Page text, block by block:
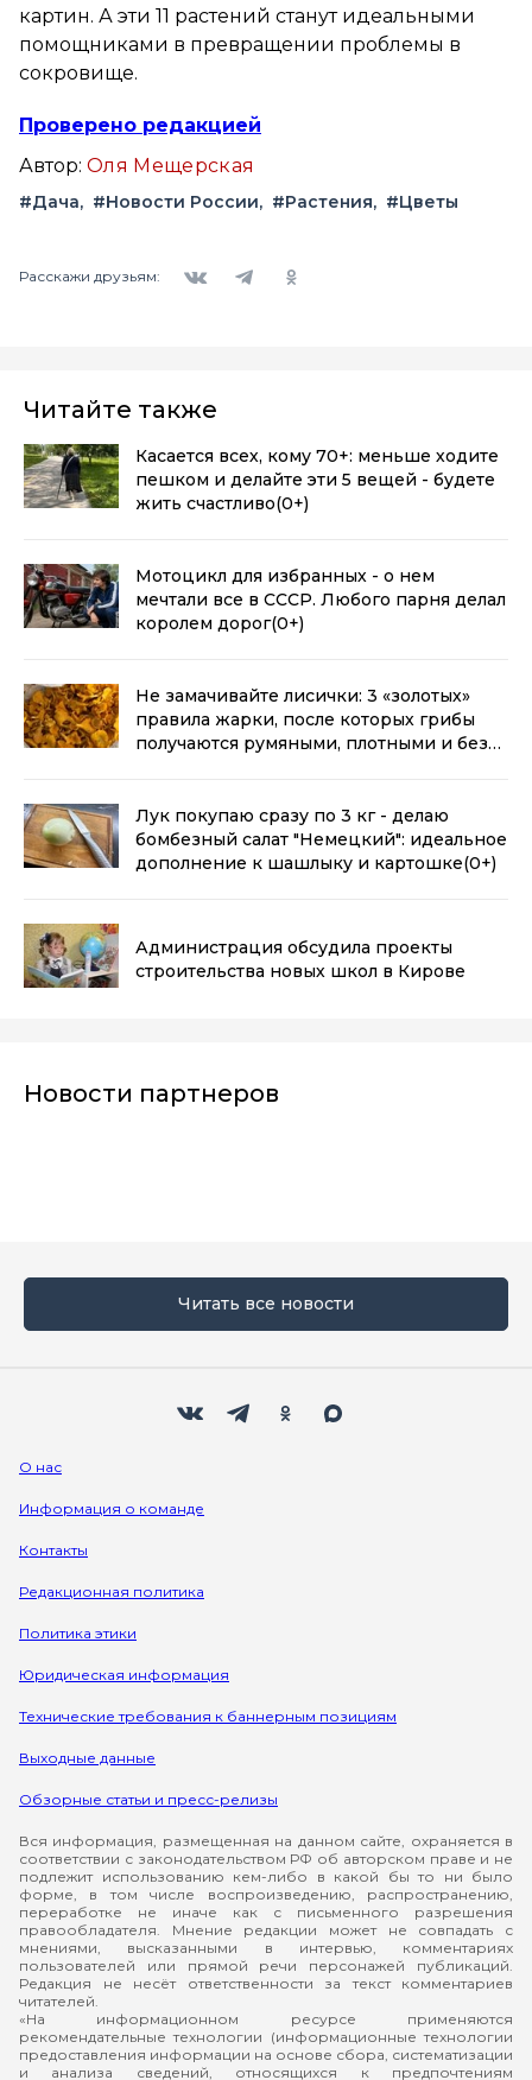
картин. А эти 11 растений станут идеальными
помощниками в превращении проблемы в
сокровище.
Проверено редакцией
Автор: Оля Мещерская
#Дача #Новости России #Растения #Цветы
Расскажи друзьям:
Читайте также
Касается всех, кому 70+: меньше ходите
пешком и делайте эти 5 вещей - будете
жить счастливо(0+)
Мотоцикл для избранных - о нем
мечтали все в СССР. Любого парня делал
королем дорог(0+)
Не замачивайте лисички: 3 «золотых»
правила жарки, после которых грибы
получаются румяными, плотными и без
Лук покупаю сразу по 3 кг - делаю
бомбезный салат "Немецкий": идеальное
дополнение к шашлыку и картошке(0+)
Администрация обсудила проекты
строительства новых школ в Кирове
Новости партнеров
Читать все новости
О нас
Информация о команде
Контакты
Редакционная политика
Политика этики
Юридическая информация
Технические требования к баннерным позициям
Выходные данные
Обзорные статьи и пресс-релизы
Вся информация, размещенная на данном сайте, охраняется в
соответствии с законодательством РФ об авторском праве и не
подлежит использованию кем-либо в какой бы то ни было
форме, в том числе воспроизведению, распространению,
переработке не иначе как с письменного разрешения
правообладателя. Мнение редакции может не совпадать с
мнениями, высказанными в интервью, комментариях
пользователей или прямой речи персонажей публикаций.
Редакция не несёт ответственности за текст комментариев
читателей.
«На информационном ресурсе применяются
рекомендательные технологии (информационные технологии
предоставления информации на основе сбора, систематизации
и анализа сведений, относящихся к предпочтениям